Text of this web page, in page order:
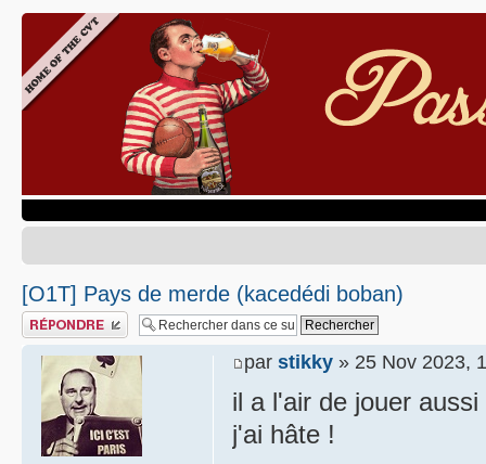
[O1T] Pays de merde (kacedédi boban)
Publier une réponse
par stikky » 25 Nov 2023,
il a l'air de jouer
j'ai hâte !